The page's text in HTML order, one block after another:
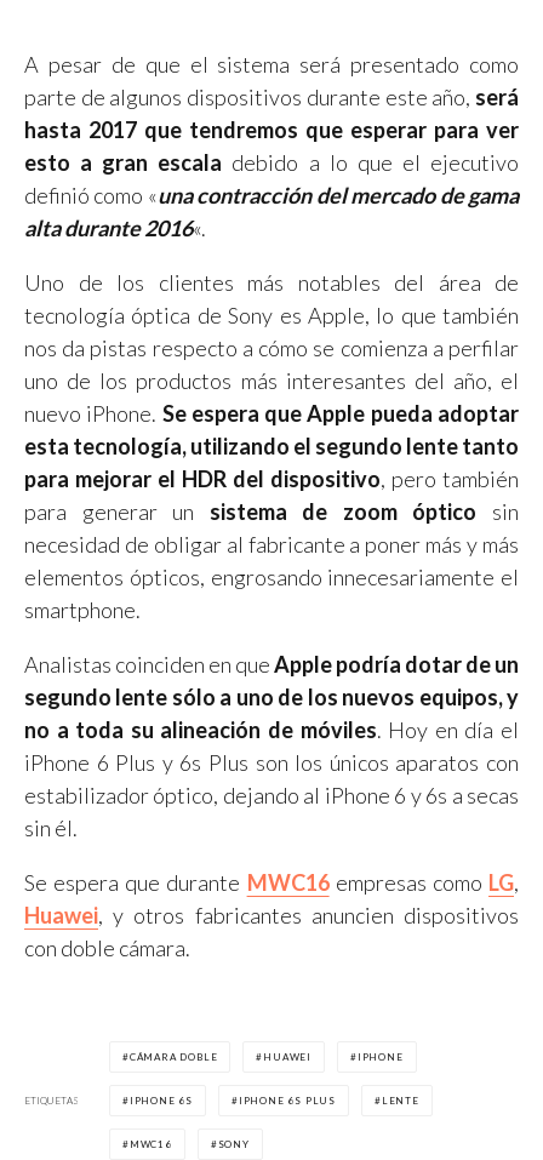
A pesar de que el sistema será presentado como
parte de algunos dispositivos durante este año, será
hasta 2017 que tendremos que esperar para ver
esto a gran escala debido a lo que el ejecutivo
definió como «una contracción del mercado de gama
alta durante 2016«.
Uno de los clientes más notables del área de
tecnología óptica de Sony es Apple, lo que también
nos da pistas respecto a cómo se comienza a perfilar
uno de los productos más interesantes del año, el
nuevo iPhone. Se espera que Apple pueda adoptar
esta tecnología, utilizando el segundo lente tanto
para mejorar el HDR del dispositivo, pero también
para generar un sistema de zoom óptico sin
necesidad de obligar al fabricante a poner más y más
elementos ópticos, engrosando innecesariamente el
smartphone.
Analistas coinciden en queApple podría dotar de un
segundo lente sólo a uno de los nuevos equipos, y
no a toda su alineación de móviles. Hoy en día el
iPhone 6 Plus y 6s Plus son los únicos aparatos con
estabilizador óptico, dejando al iPhone 6 y 6s a secas
sin él.
Se espera que durante MWC16empresas como LG,
Huawei, y otros fabricantes anuncien dispositivos
con doble cámara.
ETIQUETAS
CÁMARA DOBLE HUAWEI IPHONE
IPHONE 6S IPHONE 6S PLUS LENTE
MWC16 SONY